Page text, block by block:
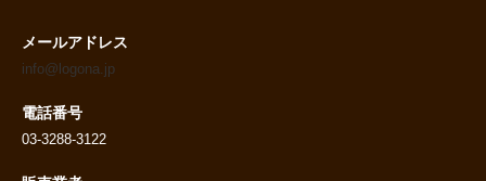
メールアドレス
info@logona.jp
電話番号
03-3288-3122